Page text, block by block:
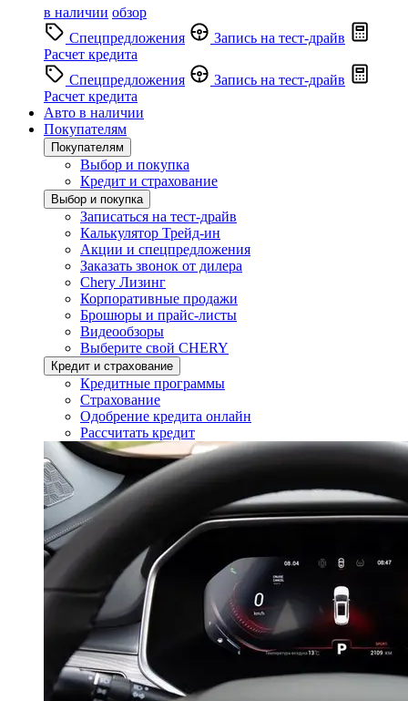
в наличии обзор
Спецпредложения
Запись на тест-драйв
Расчет кредита
Спецпредложения
Запись на тест-драйв
Расчет кредита
Авто в наличии
Покупателям
Покупателям
Выбор и покупка
Кредит и страхование
Выбор и покупка
Записаться на тест-драйв
Калькулятор Трейд-ин
Акции и спецпредложения
Заказать звонок от дилера
Chery Лизинг
Корпоративные продажи
Брошюры и прайс-листы
Видеообзоры
Выберите свой CHERY
Кредит и страхование
Кредитные программы
Страхование
Одобрение кредита онлайн
Рассчитать кредит